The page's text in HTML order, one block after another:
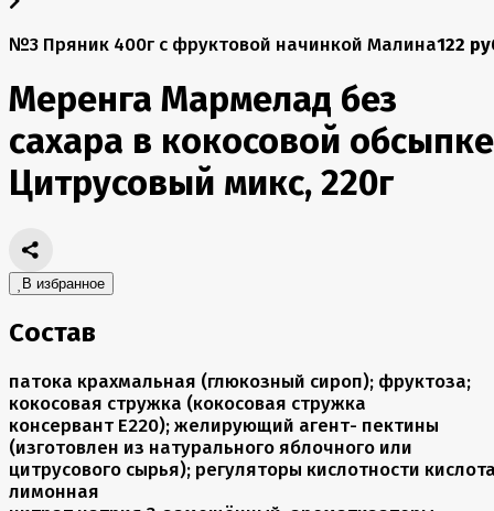
№3 Пряник 400г с фруктовой начинкой Малина122
Меренга Мармелад без
сахара в кокосовой обсыпке
Цитрусовый микс, 220г
В избранное
Состав
патока крахмальная (глюкозный сироп); фруктоза;
кокосовая стружка (кокосовая стружка
консервант Е220); желирующий агент- пектины
(изготовлен из натурального яблочного или
цитрусового сырья); регуляторы кислотности
лимонная